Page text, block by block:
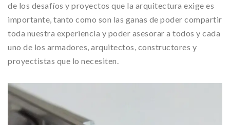
de los desafíos y proyectos que la arquitectura exige es
importante, tanto como son las ganas de poder compartir
toda nuestra experiencia y poder asesorar a todos y cada
uno de los armadores, arquitectos, constructores y
proyectistas que lo necesiten.